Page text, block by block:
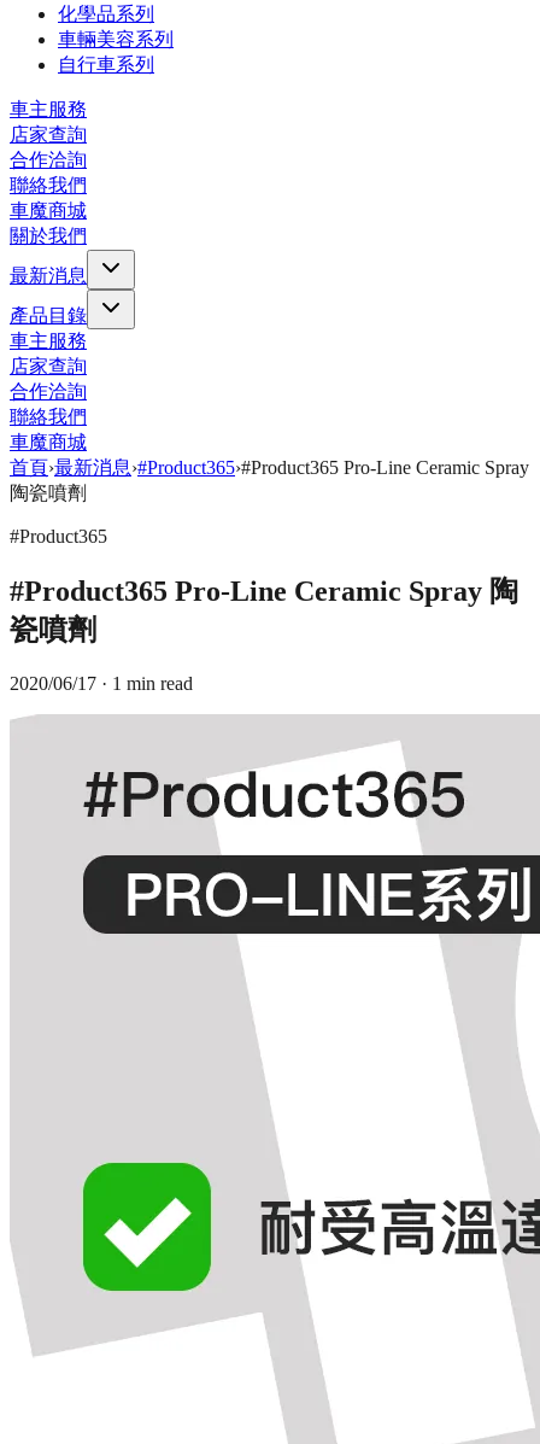
化學品系列
車輛美容系列
自行車系列
車主服務
店家查詢
合作洽詢
聯絡我們
車魔商城
關於我們
最新消息
產品目錄
車主服務
店家查詢
合作洽詢
聯絡我們
車魔商城
首頁›最新消息›#Product365›#Product365 Pro-Line Ceramic Spray
陶瓷噴劑
#Product365
#Product365 Pro-Line Ceramic Spray 陶
瓷噴劑
2020/06/17 · 1 min read